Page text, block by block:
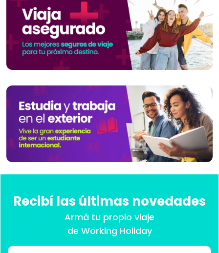
Recibí las últimas novedades
Armá tu propio viaje
de Working Holiday